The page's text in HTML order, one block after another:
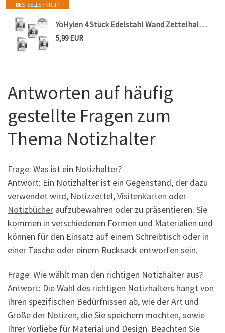
BESTSELLER NR. 17
YoHyien 4 Stück Edelstahl Wand Zettelhalter zum Aufhängen, Gravity Ball Lock Selbstklebender Notizzettelhalter, Kreativer Zettel- & Rechnungs-Clip für Zuhause & Büro (Silber)
5,99 EUR
Antworten auf häufig
gestellte Fragen zum
Thema Notizhalter
Frage: Was ist ein Notizhalter?
Antwort: Ein Notizhalter ist ein Gegenstand, der dazu
verwendet wird, Notizzettel,Visitenkarten oder
Notizbücher aufzubewahren oder zu präsentieren. Sie
kommen in verschiedenen Formen und Materialien und
können für den Einsatz auf einem Schreibtisch oder in
einer Tasche oder einem Rucksack entworfen sein.
Frage: Wie wählt man den richtigen Notizhalter aus?
Antwort: Die Wahl des richtigen Notizhalters hängt von
Ihren spezifischen Bedürfnissen ab, wie der Art und
Größe der Notizen, die Sie speichern möchten, sowie
Ihrer Vorliebe für Material und Design. Beachten Sie